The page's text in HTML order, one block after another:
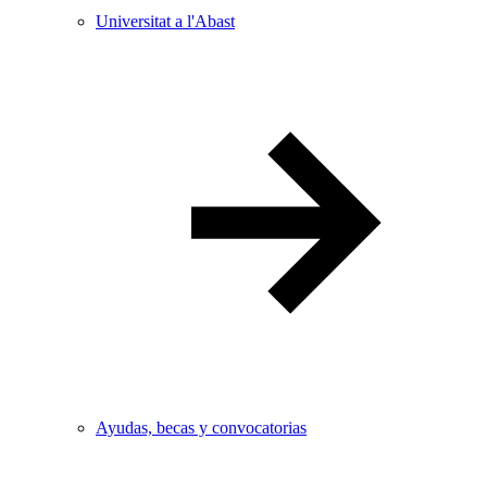
Universitat a l'Abast
Ayudas, becas y convocatorias